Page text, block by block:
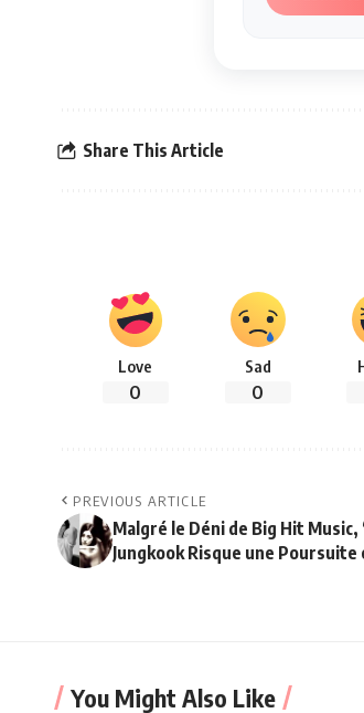
Share This Article
Love
0
Sad
0
PREVIOUS ARTICLE
Malgré le Déni de Big Hit Music,
Jungkook Risque une Poursuite
You Might Also Like